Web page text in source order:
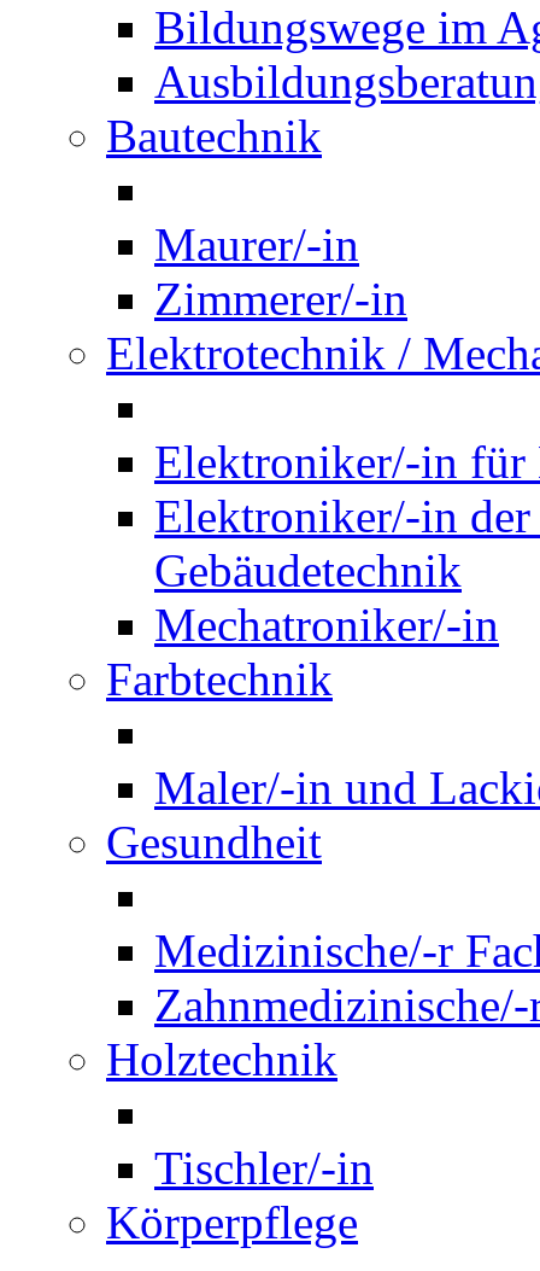
Bildungswege im
Bautechnik
Maurer/-in
Zimmerer/-in
Elektrotechnik /
Elektroniker/-in für
Elektroniker/-in
Gebäudetechnik
Mechatroniker/-in
Farbtechnik
Maler/-in und
Gesundheit
Medizinische/-r
Holztechnik
Tischler/-in
Körperpflege